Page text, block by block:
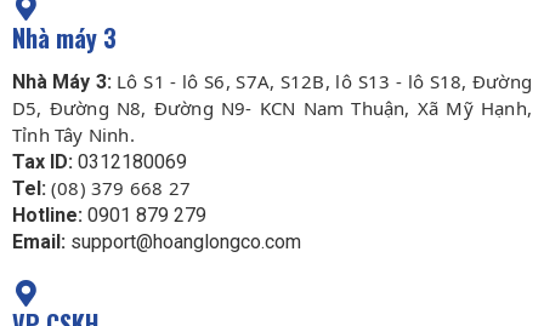
Nhà máy 3
Nhà Máy 3: Lô S1 - lô S6, S7A, S12B, lô S13 - lô S18, Đường
D5, Đường N8, Đường N9- KCN Nam Thuận, Xã Mỹ Hạnh,
Tỉnh Tây Ninh.
Tax ID: 0312180069
Tel: (08) 379 668 27
Hotline: 0901 879 279
Email: support@hoanglongco.com